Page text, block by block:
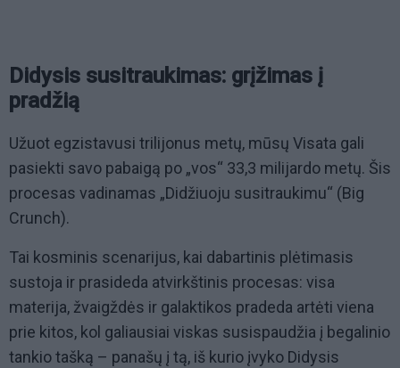
Didysis susitraukimas: grįžimas į
pradžią
Užuot egzistavusi trilijonus metų, mūsų Visata gali
pasiekti savo pabaigą po „vos“ 33,3 milijardo metų. Šis
procesas vadinamas „Didžiuoju susitraukimu“ (Big
Crunch).
Tai kosminis scenarijus, kai dabartinis plėtimasis
sustoja ir prasideda atvirkštinis procesas: visa
materija, žvaigždės ir galaktikos pradeda artėti viena
prie kitos, kol galiausiai viskas susispaudžia į begalinio
tankio tašką – panašų į tą, iš kurio įvyko Didysis